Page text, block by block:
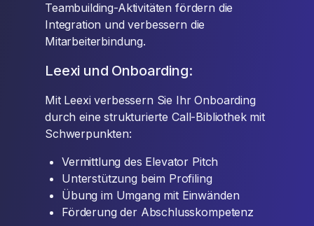
Teambuilding-Aktivitäten fördern die
Integration und verbessern die
Mitarbeiterbindung.
Leexi und Onboarding:
Mit Leexi verbessern Sie Ihr Onboarding
durch eine strukturierte Call-Bibliothek mit
Schwerpunkten:
Vermittlung des Elevator Pitch
Unterstützung beim Profiling
Übung im Umgang mit Einwänden
Förderung der Abschlusskompetenz